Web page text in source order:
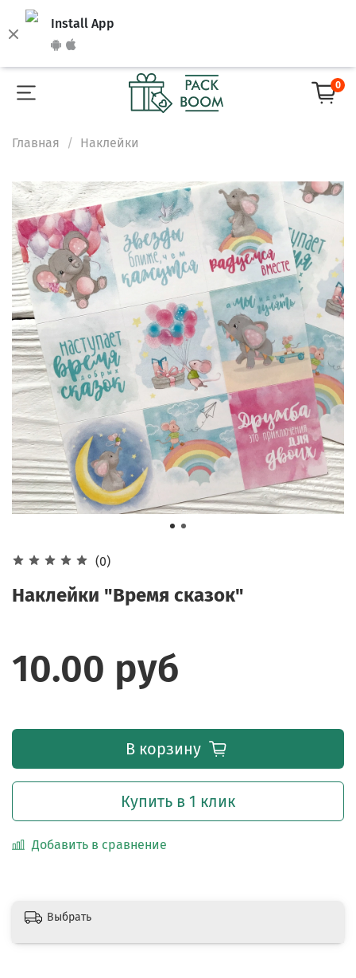
Install App
0
Главная Наклейки
(0)
Наклейки "Время сказок"
10.00 руб
В корзину
Купить в 1 клик
Добавить в сравнение
Выбрать